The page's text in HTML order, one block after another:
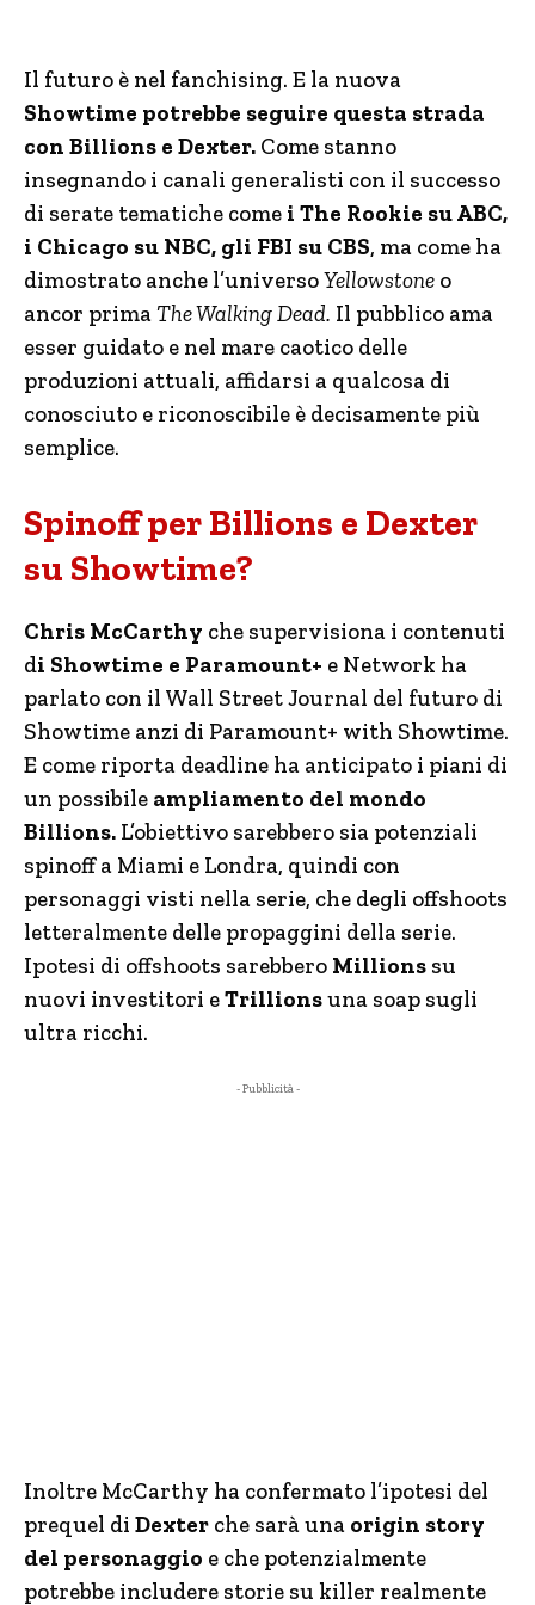
Il futuro è nel fanchising. E la nuova
Showtime potrebbe seguire questa strada
con Billions e Dexter. Come stanno
insegnando i canali generalisti con il successo
di serate tematiche come i The Rookie su ABC,
i Chicago su NBC, gli FBI su CBS, ma come ha
dimostrato anche l’universoYellowstone o
ancor primaThe Walking Dead. Il pubblico ama
esser guidato e nel mare caotico delle
produzioni attuali, affidarsi a qualcosa di
conosciuto e riconoscibile è decisamente più
semplice.
Spinoff per Billions e Dexter
su Showtime?
Chris McCarthy che supervisiona i contenuti
di Showtime e Paramount+ e Network ha
parlato con il Wall Street Journal del futuro di
Showtime anzi di Paramount+ with Showtime.
E come riporta deadline ha anticipato i piani di
un possibile ampliamento del mondo
Billions. L’obiettivo sarebbero sia potenziali
spinoff a Miami e Londra, quindi con
personaggi visti nella serie, che degli offshoots
letteralmente delle propaggini della serie.
Ipotesi di offshoots sarebbero Millions su
nuovi investitori eTrillionsuna soap sugli
ultra ricchi.
- Pubblicità -
Inoltre McCarthy ha confermato l’ipotesi del
prequel di Dexter che sarà una origin story
del personaggio e che potenzialmente
potrebbe includere storie su killer realmente